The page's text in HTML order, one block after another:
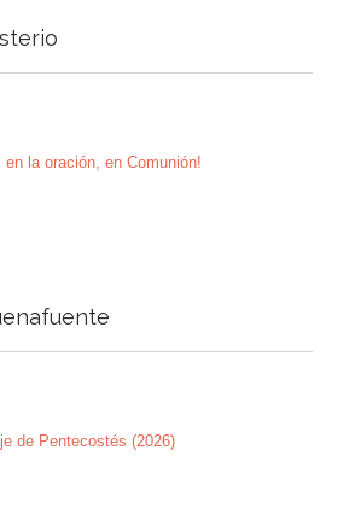
en la oración, en Comunión!
de Pentecostés (2026)